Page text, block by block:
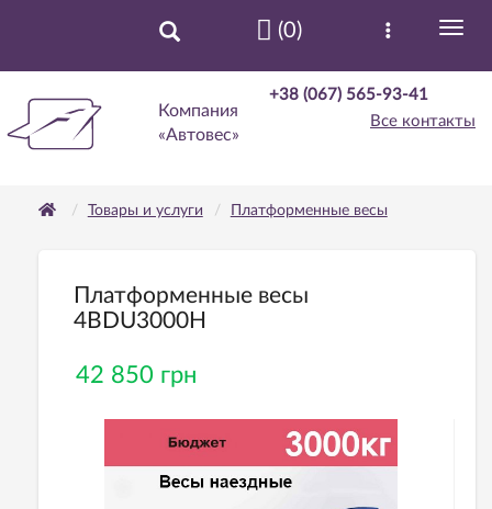
Компания
«Автовес»
+38 (067) 565-93-41
Все контакты
(0)
Товары и услуги Платформенные весы
Платформенные весы
4BDU3000H
42 850 грн